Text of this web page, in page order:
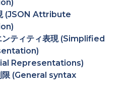
(JSON Attribute
ンティティ表現 (Simplified
Representations)
限 (General syntax